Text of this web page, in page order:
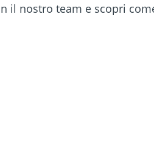
il nostro team e scopri